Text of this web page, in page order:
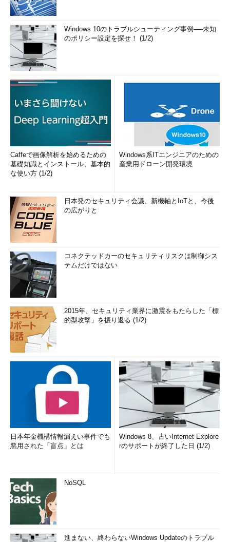
Windows 10のトラブルシューティング事例──未知
のポリシー設定を探せ！ (1/2)
Caffeで画像解析を始めるための
基礎知識とインストール、基本的
な使い方 (1/2)
Windows系ITエンジニアのための
産業用ドローン開発環境
日本発のセキュリティ会議、新機軸とIoTと、今後
の広がりと
コネクテッドカーのセキュリティリスクは制御シス
テムだけではない
2015年、セキュリティ業界に激震をもたらした「標
的型攻撃」を振り返る (1/2)
日本年金機構情報漏えい事件でも
悪用された「盲点」とは
Windows 8、古いInternet Explore
rのサポートが終了した日 (1/2)
NoSQL
進まない、終わらないWindows Updateのトラブル